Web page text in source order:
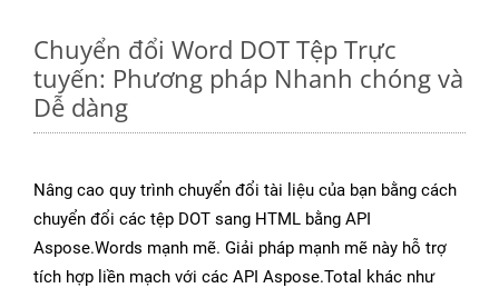
Chuyển đổi Word DOT Tệp Trực
tuyến: Phương pháp Nhanh chóng và
Dễ dàng
Nâng cao quy trình chuyển đổi tài liệu của bạn bằng cách
chuyển đổi các tệp DOT sang HTML bằng API
Aspose.Words mạnh mẽ. Giải pháp mạnh mẽ này hỗ trợ
tích hợp liền mạch với các API Aspose.Total khác như